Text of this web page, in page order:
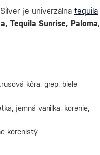
je univerzálna tequila
Tequila Sunrise, Paloma
kôra, grep, biele
jemná vanilka, korenie,
korenistý